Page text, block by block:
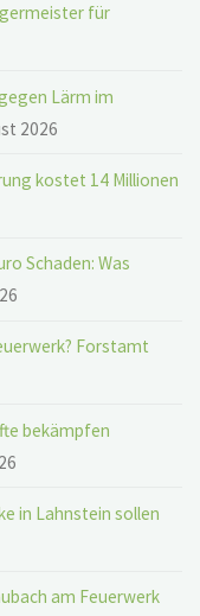
für
Lärm im
2026
kostet 14 Millionen
Schaden: Was
Forstamt
bekämpfen
in Lahnstein sollen
am Feuerwerk